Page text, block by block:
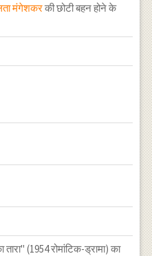
मंगेशकरकी छोटी बहन होने के
(1954 रोमांटिक-ड्रामा) का